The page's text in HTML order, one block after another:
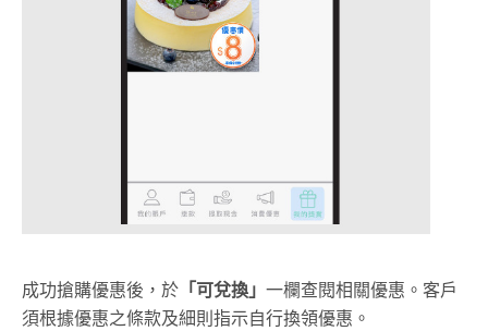
成功搶購優惠後，於 「可兌換」 一欄查閱相關優惠。客戶
須根據優惠之條款及細則指示自行換領優惠。